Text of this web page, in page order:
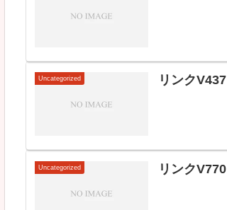
Uncategorized リンクV437
Uncategorized リンクV770